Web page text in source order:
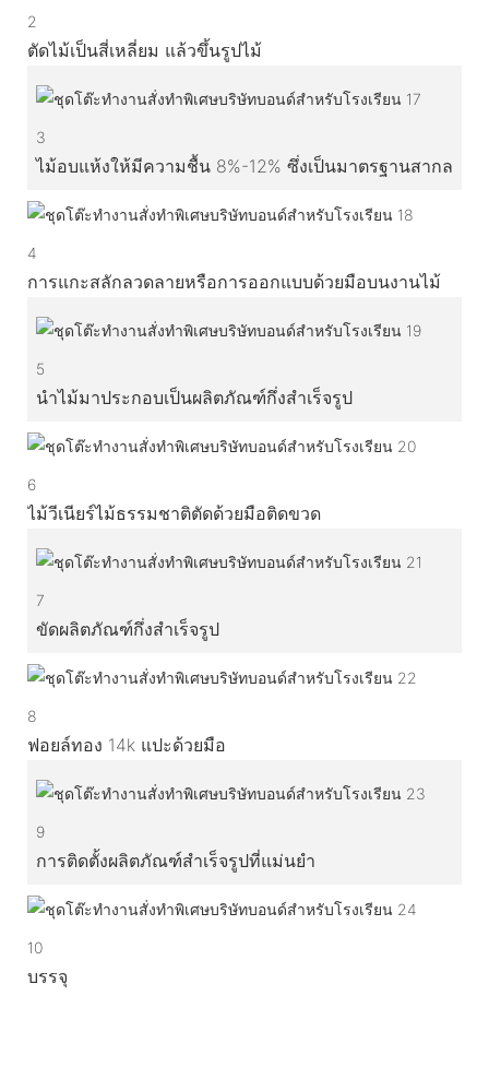
2
ตัดไม้เป็นสี่เหลี่ยม แล้วขึ้นรูปไม้
3
ไม้อบแห้งให้มีความชื้น 8%-12% ซึ่งเป็นมาตรฐานสากล
4
การแกะสลักลวดลายหรือการออกแบบด้วยมือบนงานไม้
5
นำไม้มาประกอบเป็นผลิตภัณฑ์กึ่งสำเร็จรูป
6
ไม้วีเนียร์ไม้ธรรมชาติตัดด้วยมือติดขวด
7
ขัดผลิตภัณฑ์กึ่งสำเร็จรูป
8
ฟอยล์ทอง 14k แปะด้วยมือ
9
การติดตั้งผลิตภัณฑ์สำเร็จรูปที่แม่นยำ
10
บรรจุ